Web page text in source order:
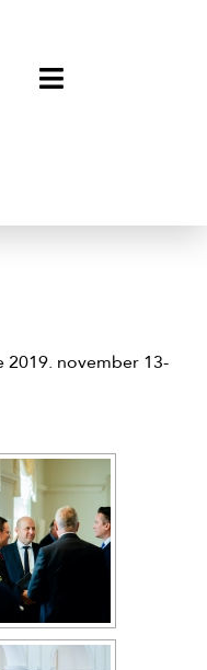
2019. november 13-